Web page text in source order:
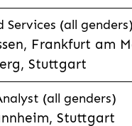
Services (all genders)
Frankfurt am
Stuttgart
(all genders)
Stuttgart